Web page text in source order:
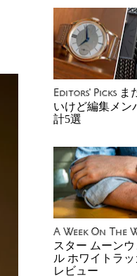
Editors' Picks ま
いけど編集メン
計5選
A Week On The
スター ムーン
ル ホワイトラ
レビュー